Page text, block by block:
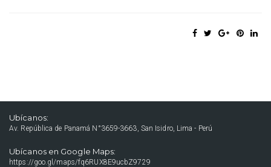
Ubícanos:
Av. República de Panamá N°3659-3663, San Isidro, Lima - Perú
Ubícanos en Google Maps:
https://goo.gl/maps/fq6RUX8E9ucbZ9729